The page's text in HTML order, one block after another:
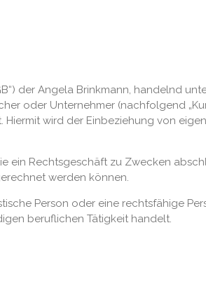
der Angela Brinkmann, handelnd
oder Unternehmer (nachfolgend
wird der Einbeziehung von
ein Rechtsgeschäft zu Zwecken
werden können.
Person oder eine rechtsfähige
beruflichen Tätigkeit handelt.